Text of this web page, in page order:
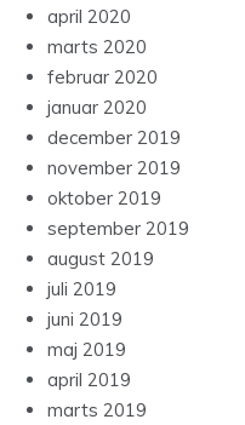
april 2020
marts 2020
februar 2020
januar 2020
december 2019
november 2019
oktober 2019
september 2019
august 2019
juli 2019
juni 2019
maj 2019
april 2019
marts 2019